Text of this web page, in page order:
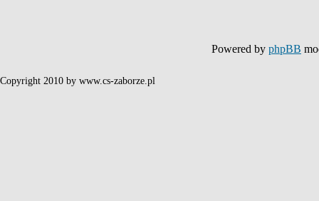
Powered by phpBB
Copyright 2010 by www.cs-zaborze.pl